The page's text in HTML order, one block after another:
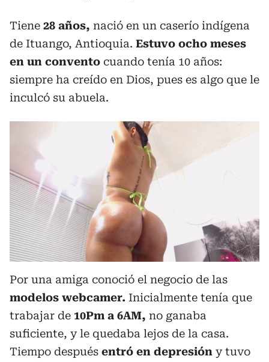
Tiene 28 años, nació en un caserío indígena
de Ituango, Antioquia. Estuvo ocho meses
en un convento cuando tenía 10 años:
siempre ha creído en Dios, pues es algo que le
inculcó su abuela.
Por una amiga conoció el negocio de las
modelos webcamer. Inicialmente tenía que
trabajar de 10Pm a 6AM, no ganaba
suficiente, y le quedaba lejos de la casa.
Tiempo después entró en depresión y tuvo